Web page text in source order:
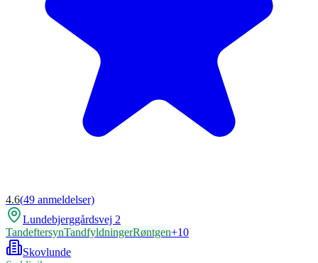
4.6(49 anmeldelser)
Lundebjerggårdsvej 2
TandeftersynTandfyldningerRøntgen+10
Skovlunde